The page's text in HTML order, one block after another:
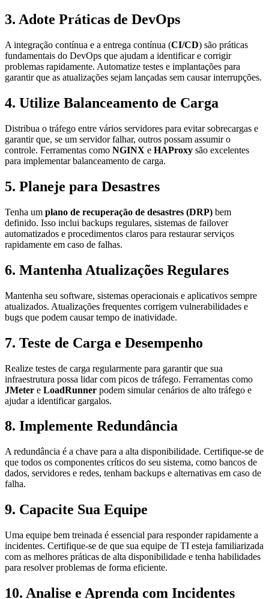
3. Adote Práticas de DevOps
A integração contínua e a entrega contínua (CI/CD) são práticas
fundamentais do DevOps que ajudam a identificar e corrigir
problemas rapidamente. Automatize testes e implantações para
garantir que as atualizações sejam lançadas sem causar interrupções.
4. Utilize Balanceamento de Carga
Distribua o tráfego entre vários servidores para evitar sobrecargas e
garantir que, se um servidor falhar, outros possam assumir o
controle. Ferramentas como NGINX e HAProxy são excelentes
para implementar balanceamento de carga.
5. Planeje para Desastres
Tenha um plano de recuperação de desastres (DRP) bem
definido. Isso inclui backups regulares, sistemas de failover
automatizados e procedimentos claros para restaurar serviços
rapidamente em caso de falhas.
6. Mantenha Atualizações Regulares
Mantenha seu software, sistemas operacionais e aplicativos sempre
atualizados. Atualizações frequentes corrigem vulnerabilidades e
bugs que podem causar tempo de inatividade.
7. Teste de Carga e Desempenho
Realize testes de carga regularmente para garantir que sua
infraestrutura possa lidar com picos de tráfego. Ferramentas como
JMeter e LoadRunner podem simular cenários de alto tráfego e
ajudar a identificar gargalos.
8. Implemente Redundância
A redundância é a chave para a alta disponibilidade. Certifique-se de
que todos os componentes críticos do seu sistema, como bancos de
dados, servidores e redes, tenham backups e alternativas em caso de
falha.
9. Capacite Sua Equipe
Uma equipe bem treinada é essencial para responder rapidamente a
incidentes. Certifique-se de que sua equipe de TI esteja familiarizada
com as melhores práticas de alta disponibilidade e tenha habilidades
para resolver problemas de forma eficiente.
10. Analise e Aprenda com Incidentes